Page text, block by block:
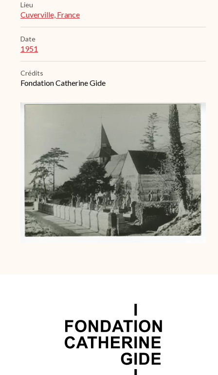
Lieu
Cuverville, France
Date
1951
Crédits
Fondation Catherine Gide
Archive